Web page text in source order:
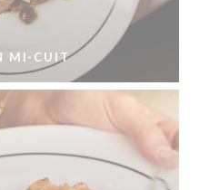
MI-CUIT